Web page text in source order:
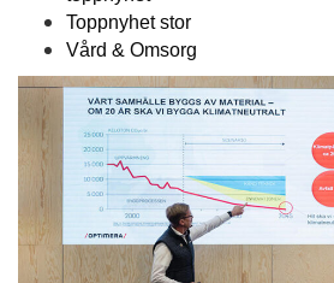
Toppnyhet stor
Vård & Omsorg